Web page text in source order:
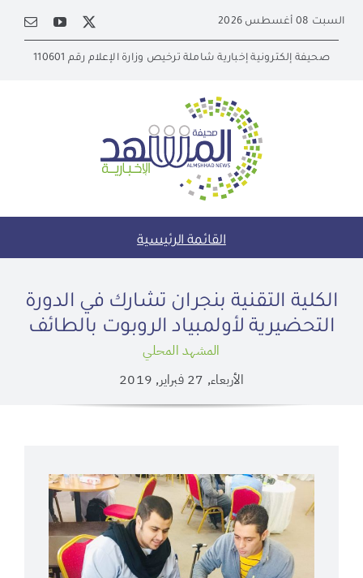
content
السبت 08 أغسطس 2026
صحيفة إلكترونية إخبارية شاملة ترخيص وزارة الإعلام رقم 110601
القائمة الرئيسية
الكلية التقنية بنجران تشارك في الدورة
التحضيرية لأولمبياد الروبوت بالطائف
المشهد المحلي
الأربعاء, 27 فبراير, 2019